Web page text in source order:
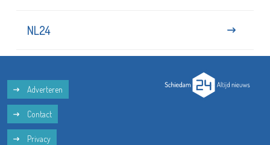
NL24
Adverteren
Contact
Privacy